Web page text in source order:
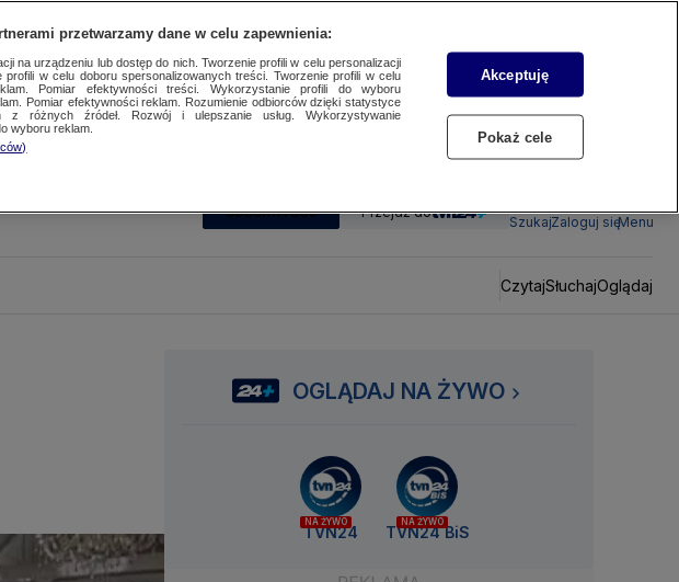
SUBSKRYBUJ Przejdź do
SzukajZaloguj sięMenu
CzytajSłuchajOglądaj
OGLĄDAJ NA ŻYWO
NA ŻYWO
TVN24
NA ŻYWO
TVN24 BiS
przetwarzamy dane w celu zapewnienia:
na urządzeniu lub dostęp do nich. Tworzenie profili w celu personalizacji
profili w celu doboru spersonalizowanych treści. Tworzenie profili w celu
Pomiar efektywności treści. Wykorzystanie profili do wyboru
Pomiar efektywności reklam. Rozumienie odbiorców dzięki statystyce
z różnych źródeł. Rozwój i ulepszanie usług. Wykorzystywanie
wyboru reklam.
Akceptuję
Pokaż cele